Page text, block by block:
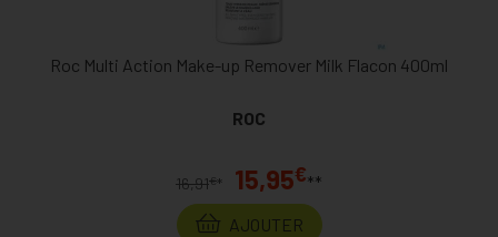
Roc Multi Action Make-up Remover Milk Flacon 400ml
ROC
16,91€* 15,95€**
AJOUTER